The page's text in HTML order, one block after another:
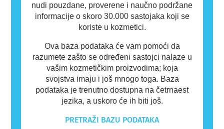
nudi pouzdane, proverene i naučno podržane
informacije o skoro 30.000 sastojaka koji se
koriste u kozmetici.
Ova baza podataka će vam pomoći da
razumete zašto se određeni sastojci nalaze u
vašim kozmetičkim proizvodima; koja
svojstva imaju i još mnogo toga. Baza
podataka je trenutno dostupna na četrnaest
jezika, a uskoro će ih biti još.
PRETRAŽI BAZU PODATAKA